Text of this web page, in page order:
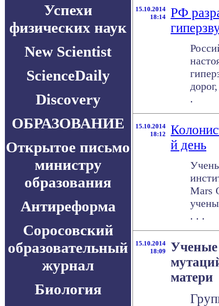
Успехи
физических наук
New Scientist
ScienceDaily
Discovery
ОБРАЗОВАНИЕ
Открытое письмо
министру
образования
Антиреформа
Соросовский
образовательный
журнал
Биология
15.10.2014
18:14
РФ
.
15.10.2014
18:12
й день
Mars
. . .
15.10.2014
18:09
Ученые
матери